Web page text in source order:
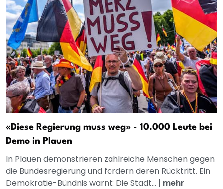
«Diese Regierung muss weg» - 10.000 Leute bei
Demo in Plauen
In Plauen demonstrieren zahlreiche Menschen gegen
die Bundesregierung und fordern deren Rücktritt. Ein
Demokratie-Bündnis warnt: Die Stadt... | mehr